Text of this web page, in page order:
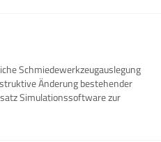
Schmiedewerkzeugauslegung
Änderung bestehender
Simulationssoftware zur